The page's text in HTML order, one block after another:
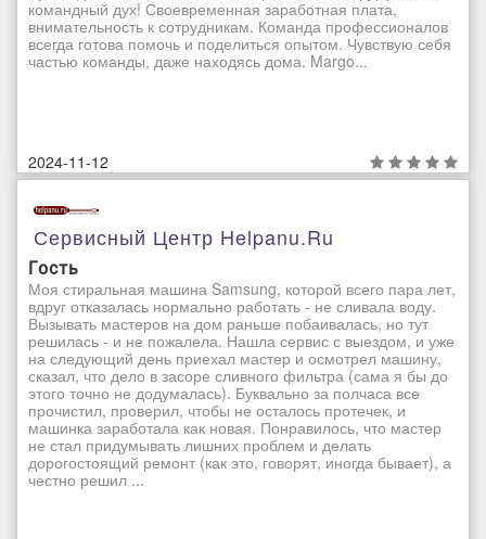
командный дух! Своевременная заработная плата,
внимательность к сотрудникам. Команда профессионалов
всегда готова помочь и поделиться опытом. Чувствую себя
частью команды, даже находясь дома. Margo...
2024-11-12
Сервисный Центр Helpanu.ru
Гость
Моя стиральная машина Samsung, которой всего пара лет,
вдруг отказалась нормально работать - не сливала воду.
Вызывать мастеров на дом раньше побаивалась, но тут
решилась - и не пожалела. Нашла сервис с выездом, и уже
на следующий день приехал мастер и осмотрел машину,
сказал, что дело в засоре сливного фильтра (сама я бы до
этого точно не додумалась). Буквально за полчаса все
прочистил, проверил, чтобы не осталось протечек, и
машинка заработала как новая. Понравилось, что мастер
не стал придумывать лишних проблем и делать
дорогостоящий ремонт (как это, говорят, иногда бывает), а
честно решил ...